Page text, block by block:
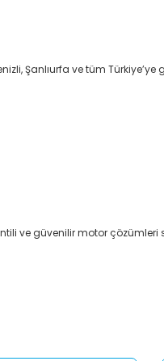
Şanlıurfa ve tüm Türkiye’ye
ve güvenilir motor çözümleri